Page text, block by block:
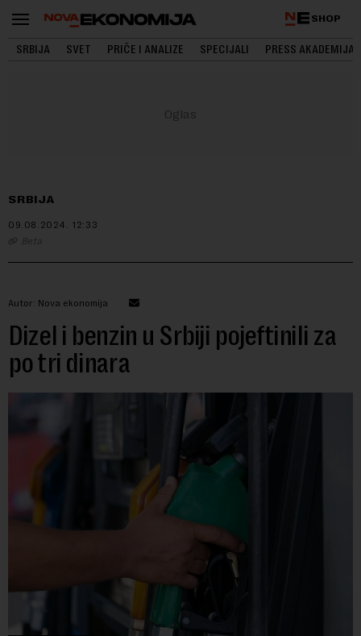
SHOP
SRBIJA SVET PRIČE I ANALIZE SPECIJALI PRESS AKADEMIJA
SRBIJA
09.08.2024. 12:33
Beta
Autor: Nova ekonomija
Dizel i benzin u Srbiji pojeftinili za
po tri dinara